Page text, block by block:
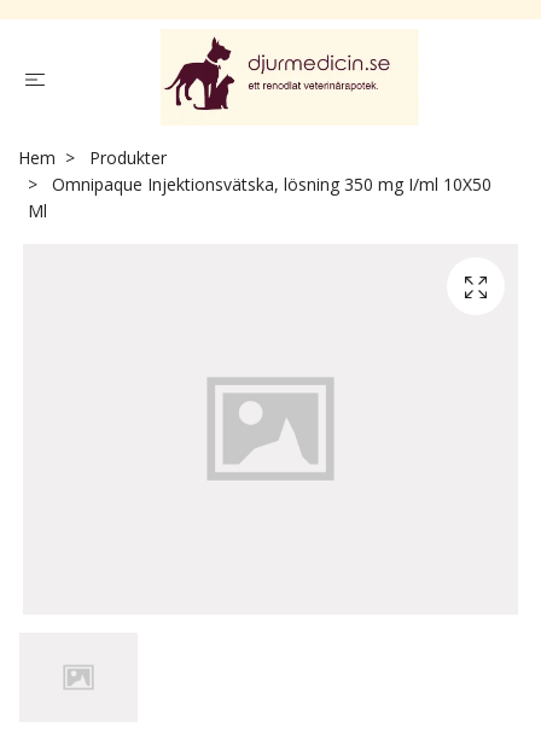
Hem
Produkter
Omnipaque Injektionsvätska, lösning 350 mg I/ml 10X50
Ml